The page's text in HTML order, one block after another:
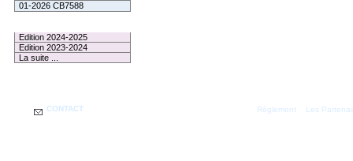
01-2026 CB7588
Edition 2024-2025
Edition 2023-2024
La suite ...
CONTACT Règlement Les